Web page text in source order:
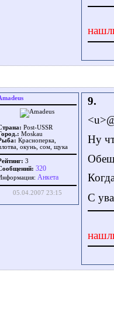
Post-USSR
Moskau
Красноперка,
окунь, сом, щука
3
320
Aнкета
05.04.2007 23:15
9.
Ну
С